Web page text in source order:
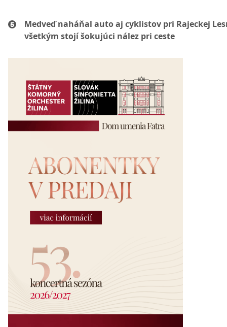
Medveď naháňal auto aj cyklistov pri Rajeckej
všetkým stojí šokujúci nález pri ceste